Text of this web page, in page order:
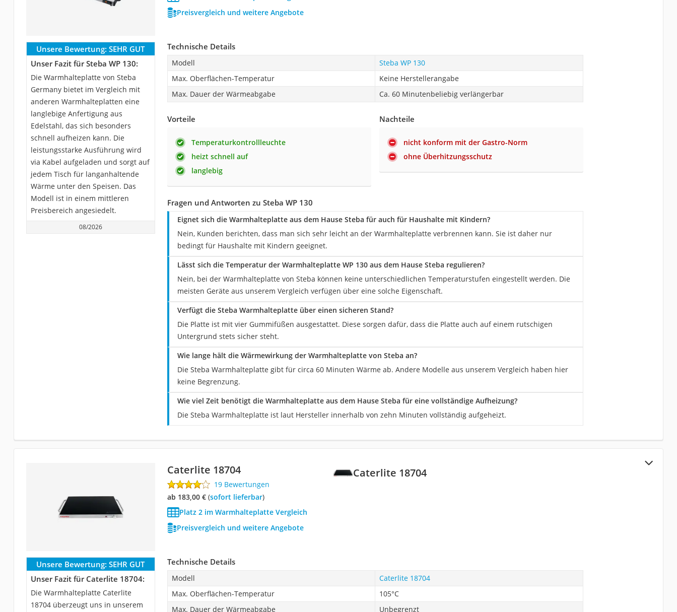
Preisvergleich und weitere Angebote
Unsere Bewertung: SEHR GUT
Unser Fazit für Steba WP 130:
Die Warmhalteplatte von Steba
Germany bietet im Vergleich mit
anderen Warmhalteplatten eine
langlebige Anfertigung aus
Edelstahl, das sich besonders
schnell aufheizen kann. Die
leistungsstarke Ausführung wird
via Kabel aufgeladen und sorgt auf
jedem Tisch für langanhaltende
Wärme unter den Speisen. Das
Modell ist in einem mittleren
Preisbereich angesiedelt.
08/2026
Technische Details
Modell
Steba WP 130
Max. Oberflächen-Temperatur
Keine Herstellerangabe
Max. Dauer der Wärmeabgabe
Ca. 60 Minutenbeliebig verlängerbar
Vorteile
Temperaturkontrollleuchte
heizt schnell auf
langlebig
Nachteile
nicht konform mit der Gastro-Norm
ohne Überhitzungsschutz
Fragen und Antworten zu Steba WP 130
Eignet sich die Warmhalteplatte aus dem Hause Steba für auch für Haushalte mit Kindern?
Nein, Kunden berichten, dass man sich sehr leicht an der Warmhalteplatte verbrennen kann. Sie ist daher nur
bedingt für Haushalte mit Kindern geeignet.
Lässt sich die Temperatur der Warmhalteplatte WP 130 aus dem Hause Steba regulieren?
Nein, bei der Warmhalteplatte von Steba können keine unterschiedlichen Temperaturstufen eingestellt werden. Die
meisten Geräte aus unserem Vergleich verfügen über eine solche Eigenschaft.
Verfügt die Steba Warmhalteplatte über einen sicheren Stand?
Die Platte ist mit vier Gummifüßen ausgestattet. Diese sorgen dafür, dass die Platte auch auf einem rutschigen
Untergrund stets sicher steht.
Wie lange hält die Wärmewirkung der Warmhalteplatte von Steba an?
Die Steba Warmhalteplatte gibt für circa 60 Minuten Wärme ab. Andere Modelle aus unserem Vergleich haben hier
keine Begrenzung.
Wie viel Zeit benötigt die Warmhalteplatte aus dem Hause Steba für eine vollständige Aufheizung?
Die Steba Warmhalteplatte ist laut Hersteller innerhalb von zehn Minuten vollständig aufgeheizt.
Caterlite 18704
Caterlite 18704
19 Bewertungen
ab 183,00 €( Sofort lieferbar)
Platz 2 im Warmhalteplatte Vergleich
Preisvergleich und weitere Angebote
Unsere Bewertung: SEHR GUT
Unser Fazit für Caterlite 18704:
Die Warmhalteplatte Caterlite
18704 überzeugt uns in unserem
Technische Details
Modell
Caterlite 18704
Max. Oberflächen-Temperatur
105°C
Max. Dauer der Wärmeabgabe
Unbegrenzt